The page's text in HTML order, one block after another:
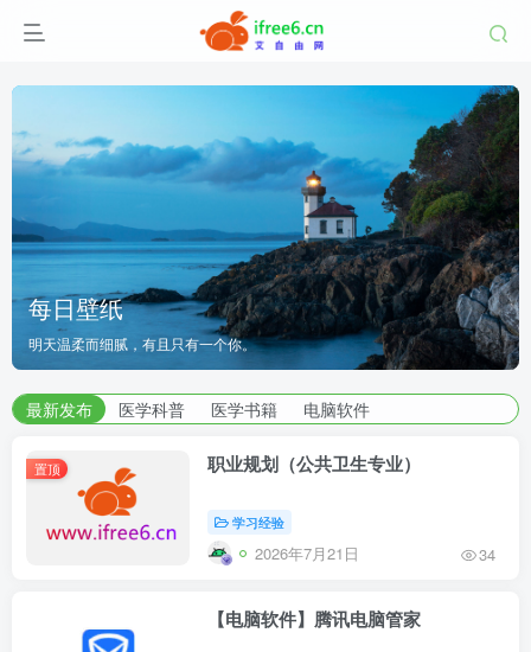
每日壁纸
明天温柔而细腻，有且只有一个你。
湖南师范大学
研究生院 |医学部
每日壁纸
明天温柔而细腻，有且只有一个你。
师范大学
生院|医学部
最新发布 医学科普 医学书籍 电脑软件
置顶 职业规划（公共卫生专业）
学习经验
2026年7月21日 34
【电脑软件】腾讯电脑管家